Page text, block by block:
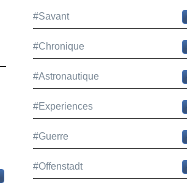
#Savant
#Chronique
#Astronautique
#Experiences
#Guerre
#Offenstadt